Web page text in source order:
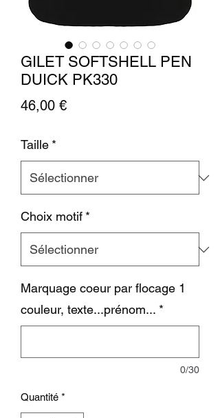
GILET SOFTSHELL PEN
DUICK PK330
46,00 €Prix
Taille *
Choix motif *
Marquage coeur par flocage 1
couleur, texte...prénom... *
0/30
Quantité *